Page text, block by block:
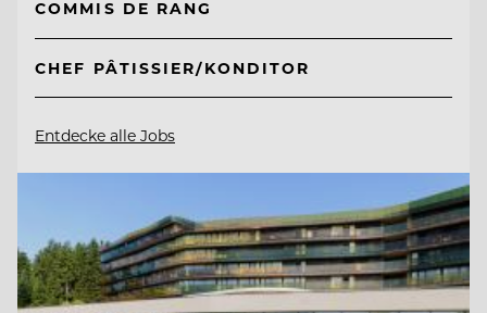
COMMIS DE RANG
CHEF PÂTISSIER/KONDITOR
Entdecke alle Jobs